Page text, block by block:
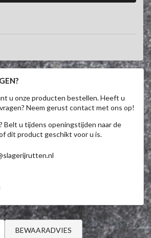
u onze producten bestellen. Heeft u
Neem gerust contact met ons op!
Belt u tijdens openingstijden naar de
dit product geschikt voor u is.
BEWAARADVIES